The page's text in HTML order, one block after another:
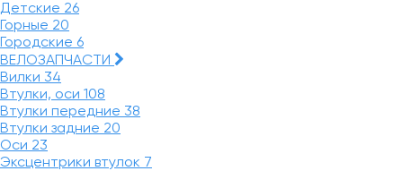
Детские 26
Горные 20
Городские 6
ВЕЛОЗАПЧАСТИ
Вилки 34
Втулки, оси 108
Втулки передние 38
Втулки задние 20
Оси 23
Эксцентрики втулок 7